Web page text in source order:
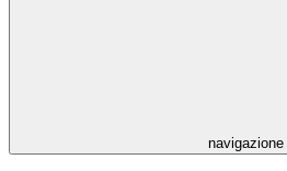
navigazione